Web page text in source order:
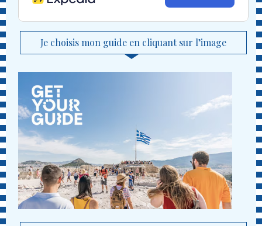
Je choisis mon guide en cliquant sur l’image